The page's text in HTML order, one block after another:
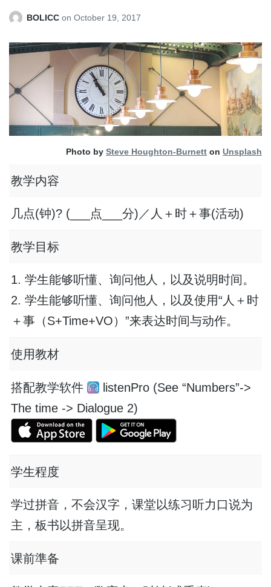
BOLICC on October 19, 2017
Photo by Steve Houghton-Burnett on Unsplash
教学内容
几点(钟)? (___点___分)／人＋时＋事(活动)
教学目标
1. 学生能够听懂、询问他人，以及说明时间。
2. 学生能够听懂、询问他人，以及使用“人＋时
＋事（S+Time+VO）”来表达时间与动作。
使用教材
搭配教学软件 listenPro (See “Numbers”->
The time -> Dialogue 2)
学生程度
学过拼音，不会汉字，课堂以练习听力口说为
主，板书以拼音呈现。
课前準备